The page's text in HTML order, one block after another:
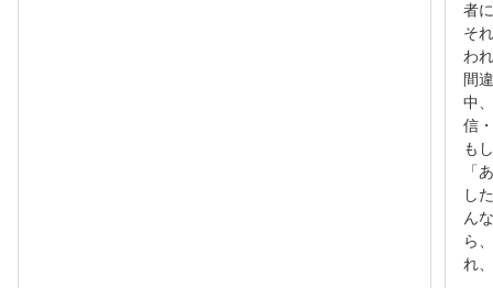
者
そ
わ
間
中
信
も
「
し
ん
ら
れ